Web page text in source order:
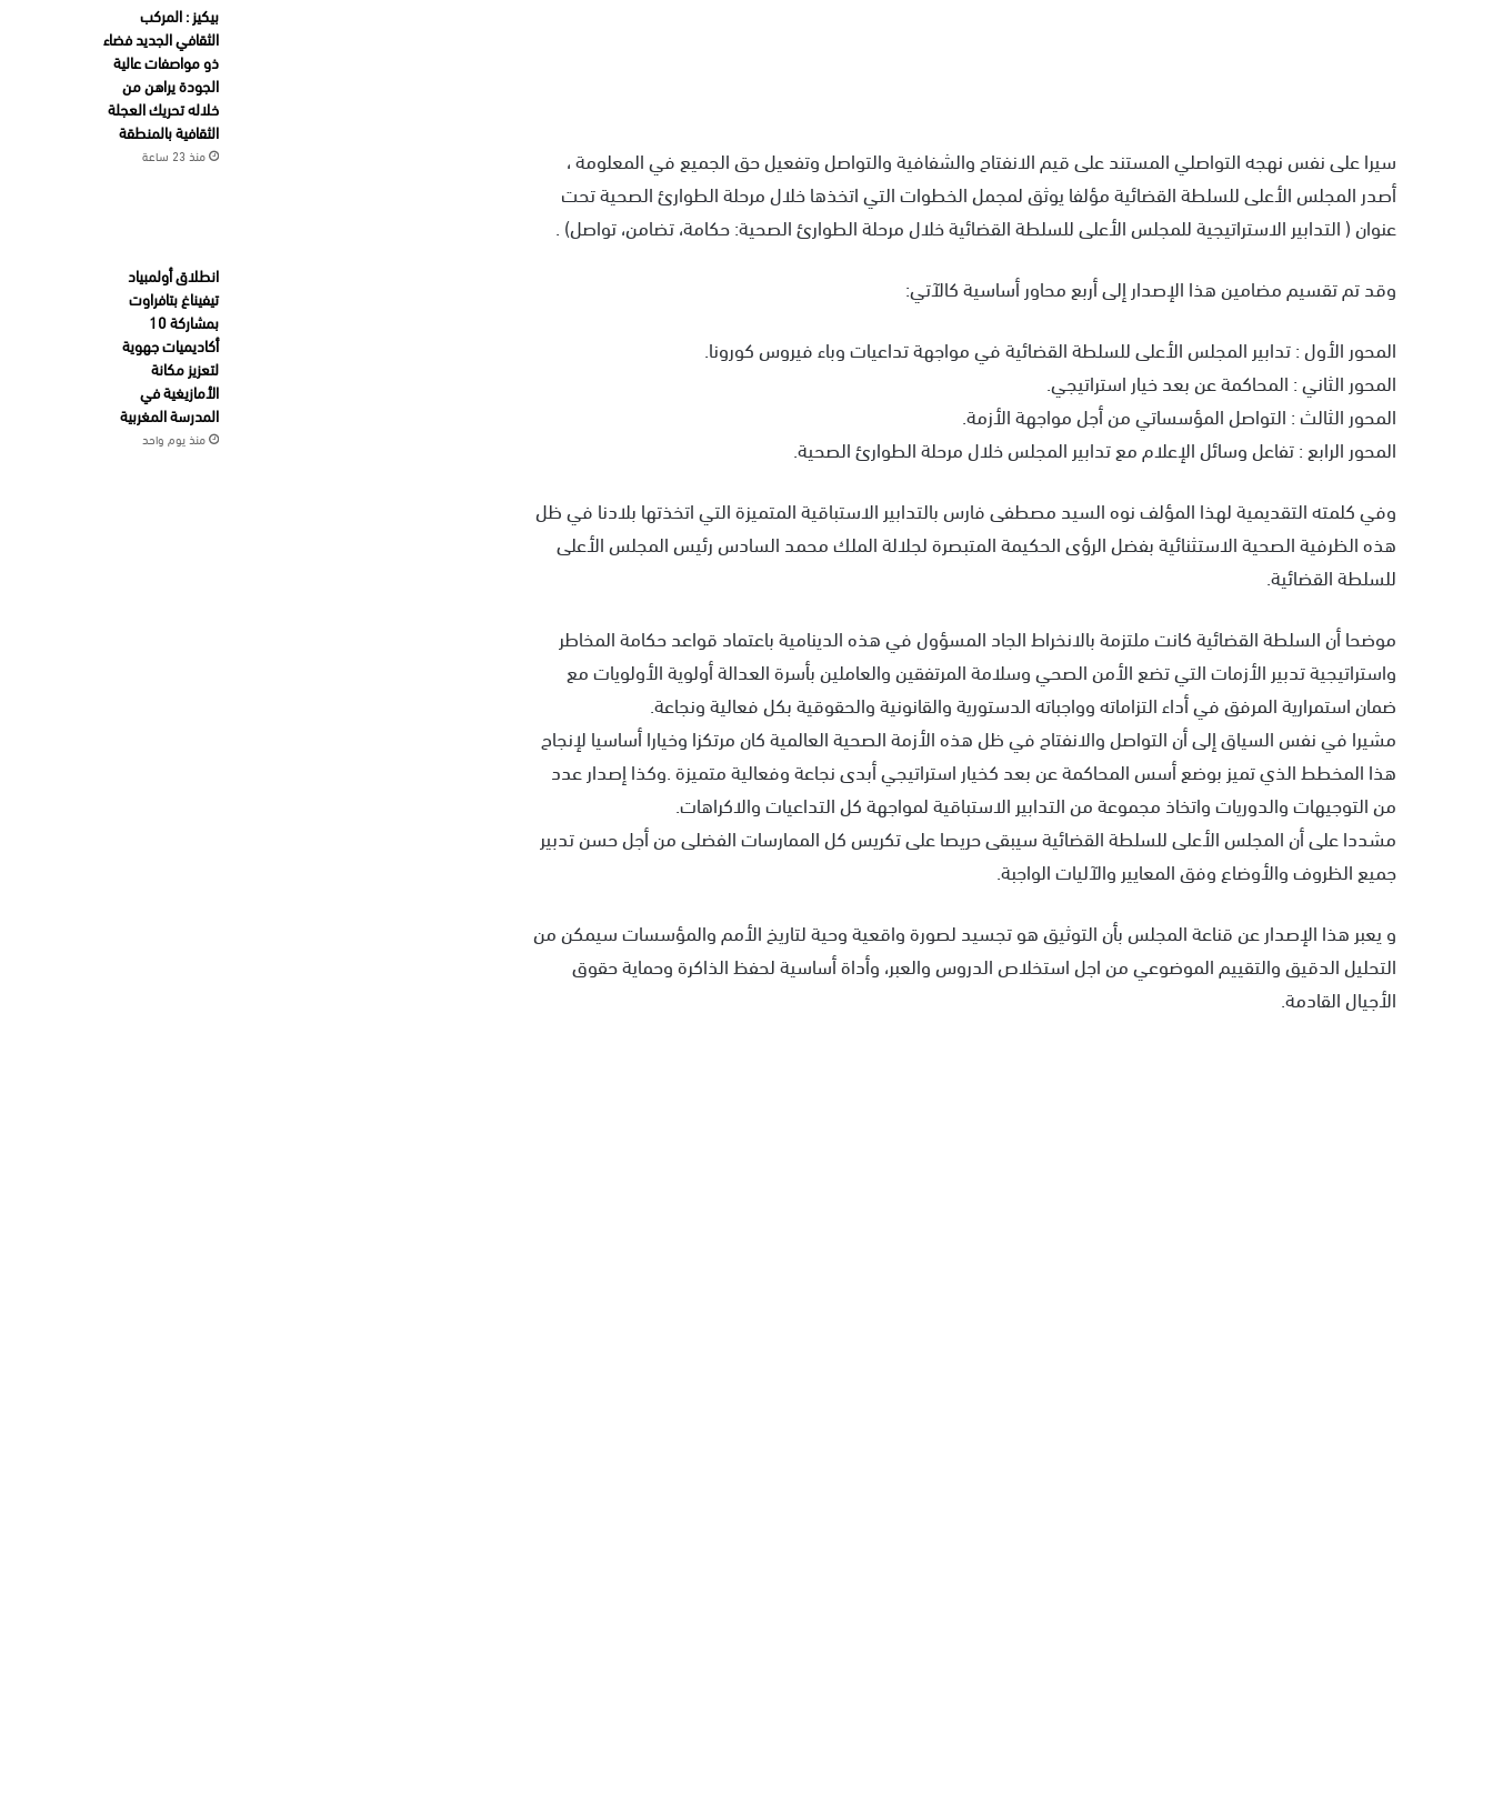
سيرا على نفس نهجه التواصلي المستند على قيم الانفتاح والشفافية والتواصل وتفعيل حق الجميع في المعلومة ،
أصدر المجلس الأعلى للسلطة القضائية مؤلفا يوثق لمجمل الخطوات التي اتخذها خلال مرحلة الطوارئ الصحية تحت
عنوان ( التدابير الاستراتيجية للمجلس الأعلى للسلطة القضائية خلال مرحلة الطوارئ الصحية: حكامة، تضامن، تواصل) .
وقد تم تقسيم مضامين هذا الإصدار إلى أربع محاور أساسية كالآتي:
المحور الأول : تدابير المجلس الأعلى للسلطة القضائية في مواجهة تداعيات وباء فيروس كورونا.
المحور الثاني : المحاكمة عن بعد خيار استراتيجي.
المحور الثالث : التواصل المؤسساتي من أجل مواجهة الأزمة.
المحور الرابع : تفاعل وسائل الإعلام مع تدابير المجلس خلال مرحلة الطوارئ الصحية.
وفي كلمته التقديمية لهذا المؤلف نوه السيد مصطفى فارس بالتدابير الاستباقية المتميزة التي اتخذتها بلادنا في ظل
هذه الظرفية الصحية الاستثنائية بفضل الرؤى الحكيمة المتبصرة لجلالة الملك محمد السادس رئيس المجلس الأعلى
للسلطة القضائية.
موضحا أن السلطة القضائية كانت ملتزمة بالانخراط الجاد المسؤول في هذه الدينامية باعتماد قواعد حكامة المخاطر
واستراتيجية تدبير الأزمات التي تضع الأمن الصحي وسلامة المرتفقين والعاملين بأسرة العدالة أولوية الأولويات مع
ضمان استمرارية المرفق في أداء التزاماته وواجباته الدستورية والقانونية والحقوقية بكل فعالية ونجاعة.
مشيرا في نفس السياق إلى أن التواصل والانفتاح في ظل هذه الأزمة الصحية العالمية كان مرتكزا وخيارا أساسيا لإنجاح
هذا المخطط الذي تميز بوضع أسس المحاكمة عن بعد كخيار استراتيجي أبدى نجاعة وفعالية متميزة .وكذا إصدار عدد
من التوجيهات والدوريات واتخاذ مجموعة من التدابير الاستباقية لمواجهة كل التداعيات والاكراهات.
مشددا على أن المجلس الأعلى للسلطة القضائية سيبقى حريصا على تكريس كل الممارسات الفضلى من أجل حسن تدبير
جميع الظروف والأوضاع وفق المعايير والآليات الواجبة.
و يعبر هذا الإصدار عن قناعة المجلس بأن التوثيق هو تجسيد لصورة واقعية وحية لتاريخ الأمم والمؤسسات سيمكن من
التحليل الدقيق والتقييم الموضوعي من اجل استخلاص الدروس والعبر، وأداة أساسية لحفظ الذاكرة وحماية حقوق
الأجيال القادمة.
بيكيز : المركب
الثقافي الجديد فضاء
ذو مواصفات عالية
الجودة يراهن من
خلاله تحريك العجلة
الثقافية بالمنطقة
منذ 23 ساعة
انطلاق أولمبياد
تيفيناغ بتافراوت
بمشاركة 10
أكاديميات جهوية
لتعزيز مكانة
الأمازيغية في
المدرسة المغربية
منذ يوم واحد